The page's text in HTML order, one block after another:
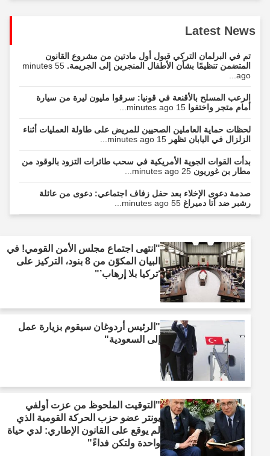
Latest News
تم في البرلمان التركي قبول أول مادتين من مشروع القانون
المتضمن تنظيمًا بشأن الأطفال المنجرين إلى الجريمة.
55 minutes
ago...
الرعب المسلح بالأقنعة في قونيا: سرقوا مليون ليرة من سيارة
أمام متجر واختفوا15 minutes ago...
لحظات حماية العاملين الصحيين للمريض على طاولة العمليات أثناء
الزلزال في اليابان تظهر15 minutes ago...
بدأت القوات الجوية الأمريكية في سحب طائرات التزود بالوقود من
مطار بن غوريون25 minutes ago...
صدمة دعوى الإخلاء بعد حفل زفاف اجتماعي: دعوى من عائلة
رشبر ضد آتا دميراغ 55 minutes ago...
"انتهى اجتماع مجلس الأمن القومي! في
البيان المكوّن من 8 بنود، التركيز على
‘تركيا بلا إرهاب’"
"الرئيس أردوغان سيقوم بزيارة عمل
إلى السعودية"
"التوقيت الملحوظ من عزت أولفي
يونتر عضو حزب الحركة القومية الذي
لم يوقع على القانون الإطاري: لدي حياة
واحدة ولتكن فداءً"